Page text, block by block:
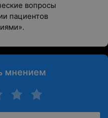
вопросы
пациентов
мнением